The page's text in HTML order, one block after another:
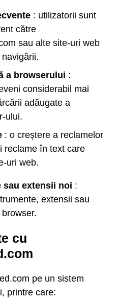
: utilizatorii sunt
către
sau alte site-uri web
a browserului :
considerabil mai
adăugate a
ului.
: o creștere a reclamelor
reclame în text care
uri web.
sau extensii noi :
extensii sau
cu
pe un sistem
printre care: